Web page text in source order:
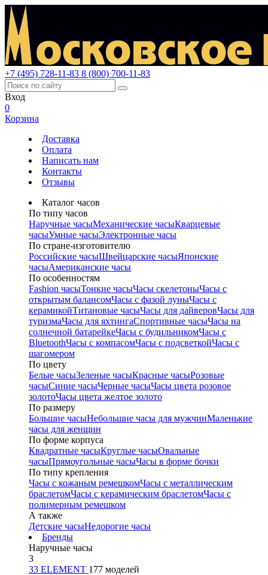
+7 (495) 728-11-83 8 (800) 700-11-83
Вход
0
Корзина
Доставка
Оплата
Написать нам
Контакты
Отзывы
Каталог часов
По типу часов
Наручные часыМеханические часыКварцевые
часыУмные часыЭлектронные часы
По стране-изготовителю
Российские часыШвейцарские часыЯпонские
часыАмериканские часы
По особенностям
Fashion часыТонкие часыЧасы скелетоныЧасы с
открытым балансомЧасы с фазой луныЧасы с
керамикойТитановые часыЧасы для дайверовЧасы для
туризмаЧасы для яхтингаСпортивные часыЧасы на
солнечной батарейкеЧасы с будильникомЧасы с
BluetoothЧасы с компасомЧасы с подсветкойЧасы с
шагомером
По цвету
Белые часыЗеленые часыКрасные часыРозовые
часыСиние часыЧерные часыЧасы цвета розовое
золотоЧасы цвета желтое золото
По размеру
Большие часыНебольшие часы для мужчинМаленькие
часы для женщин
По форме корпуса
Квадратные часыКруглые часыОвальные
часыПрямоугольные часыЧасы в форме бочки
По типу крепления
Часы с кожаным ремешкомЧасы с металлическим
браслетомЧасы с керамическим браслетомЧасы с
полимерным ремешком
А также
Детские часыНедорогие часы
Бренды
Наручные часы
3
33 ELEMENT 177 моделей